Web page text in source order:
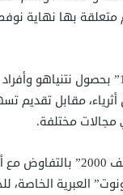
متعلقة بها نهاية
ويتعلق “الملف 1000” بحصول
مقابل تقديم
مختلفة.
فيما يُتهم في “الملف
العبرية